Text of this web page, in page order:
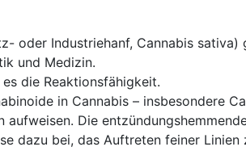
oder Industriehanf, Cannabis sativa)
und Medizin.
die Reaktionsfähigkeit.
in Cannabis – insbesondere
Die
dazu bei, das Auftreten feiner Linien